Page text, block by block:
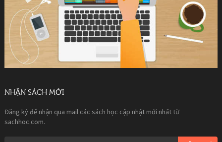
NHẬN SÁCH MỚI
Đăng ký để nhận qua mail các sách học cập nhật mới nhất từ
sachhoc.com.